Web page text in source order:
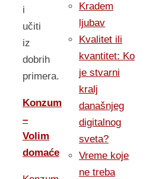
i
učiti
iz
dobrih
primera.
Konzum
–
Volim
domaće
Kradem
ljubav
Kvalitet ili
kvantitet: Ko
je stvarni
kralj
današnjeg
digitalnog
sveta?
Vreme koje
ne treba